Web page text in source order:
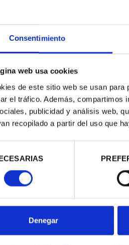
Consentimiento
web usa cookies
de este sitio web se usan
el tráfico. Además, compartimos
publicidad y análisis web,
recopilado a partir del uso que
Denegar
EMILIA PARDO BAZAN
(2021) SILVER COIN